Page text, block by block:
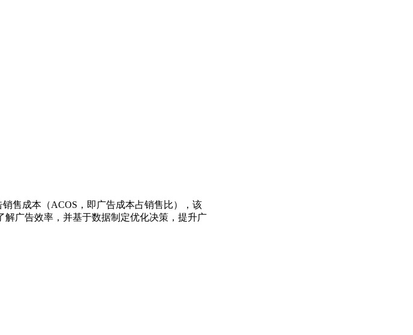
售成本（ACOS，即广告成本占销售比），该
广告效率，并基于数据制定优化决策，提升广